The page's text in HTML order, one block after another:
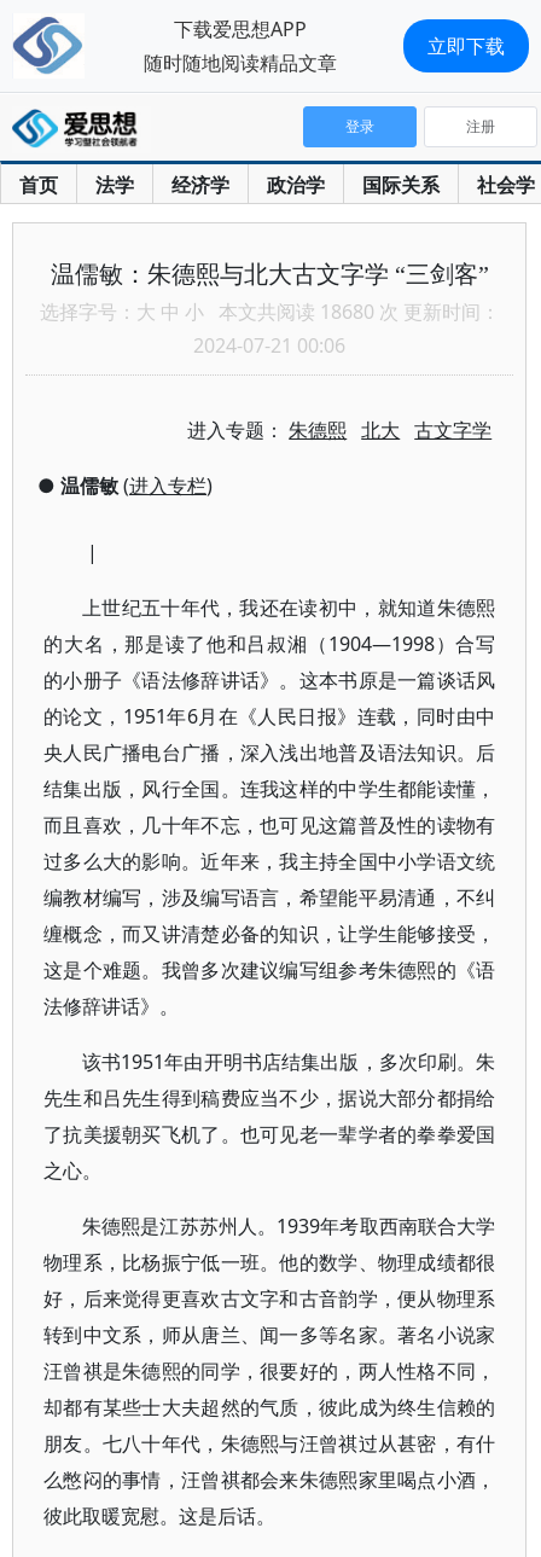
首页 法学 经济学 政治学 国际关系 社会学
登录 注册
温儒敏：朱德熙与北大古文字学 “三剑客”
选择字号： 大 中 小 本文共阅读 18680 次 更新时间：
2024-07-21 00:06
进入专题：朱德熙 北大 古文字学
● 温儒敏(进入专栏)
|
上世纪五十年代，我还在读初中，就知道朱德熙
的大名，那是读了他和吕叔湘（1904—1998）合写
的小册子《语法修辞讲话》。这本书原是一篇谈话风
的论文，1951年6月在《人民日报》连载，同时由中
央人民广播电台广播，深入浅出地普及语法知识。后
结集出版，风行全国。连我这样的中学生都能读懂，
而且喜欢，几十年不忘，也可见这篇普及性的读物有
过多么大的影响。近年来，我主持全国中小学语文统
编教材编写，涉及编写语言，希望能平易清通，不纠
缠概念，而又讲清楚必备的知识，让学生能够接受，
这是个难题。我曾多次建议编写组参考朱德熙的《语
法修辞讲话》。
该书1951年由开明书店结集出版，多次印刷。朱
先生和吕先生得到稿费应当不少，据说大部分都捐给
了抗美援朝买飞机了。也可见老一辈学者的拳拳爱国
之心。
朱德熙是江苏苏州人。1939年考取西南联合大学
物理系，比杨振宁低一班。他的数学、物理成绩都很
好，后来觉得更喜欢古文字和古音韵学，便从物理系
转到中文系，师从唐兰、闻一多等名家。著名小说家
汪曾祺是朱德熙的同学，很要好的，两人性格不同，
却都有某些士大夫超然的气质，彼此成为终生信赖的
朋友。七八十年代，朱德熙与汪曾祺过从甚密，有什
么憋闷的事情，汪曾祺都会来朱德熙家里喝点小酒，
彼此取暖宽慰。这是后话。
下载爱思想APP
随时随地阅读精品文章
立即下载